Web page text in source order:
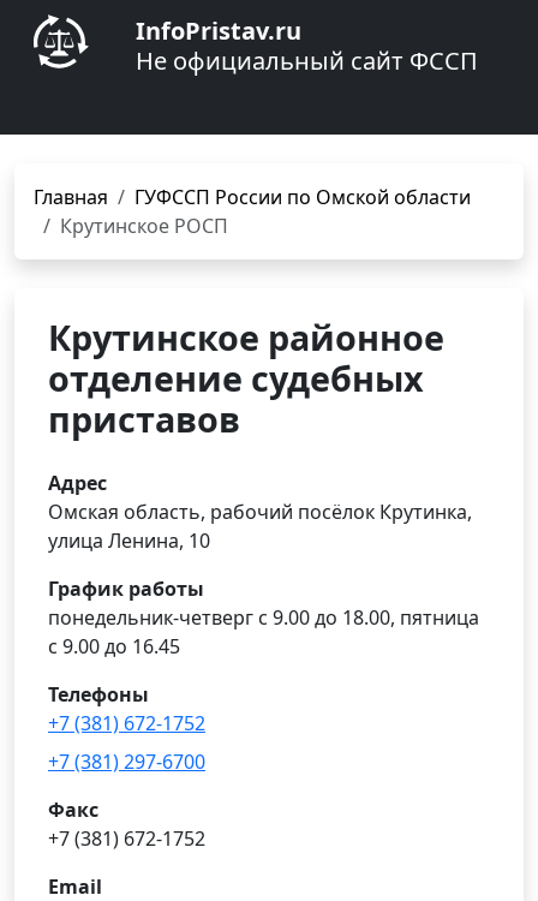
InfoPristav.ru
Не официальный сайт ФССП
Главная
ГУФССП России по Омской области
Крутинское РОСП
Крутинское районное
отделение судебных
приставов
Адрес
Омская область, рабочий посёлок Крутинка,
улица Ленина, 10
График работы
понедельник-четверг с 9.00 до 18.00, пятница
с 9.00 до 16.45
Телефоны
+7 (381) 672-1752
+7 (381) 297-6700
Факс
+7 (381) 672-1752
Email